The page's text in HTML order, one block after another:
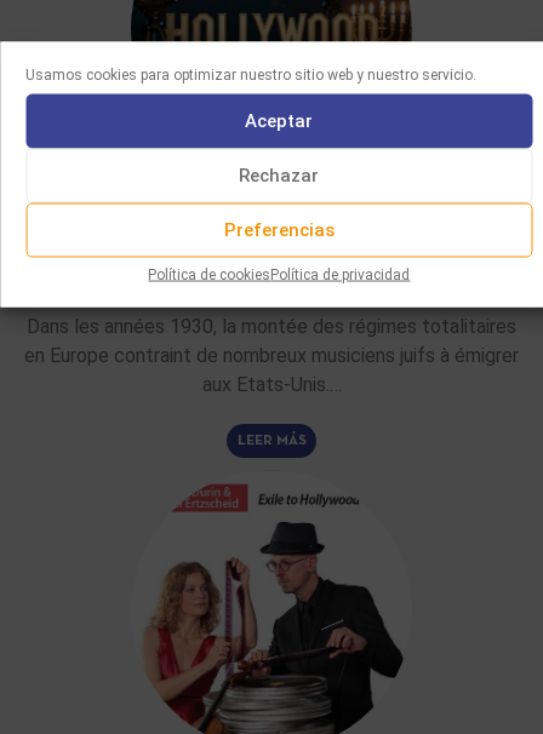
Usamos cookies para optimizar nuestro sitio web y nuestro servicio.
Aceptar
Rechazar
Preferencias
Política de cookiesPolítica de privacidad
ARTÍCULOS DE FONDO
02/06/2026
LA CONTRIBUCIÓN DE LOS COMPOSITORES JUDÍOS AL CINE
Dans les années 1930, la montée des régimes totalitaires
en Europe contraint de nombreux musiciens juifs à émigrer
aux Etats-Unis.…
LEER MÁS